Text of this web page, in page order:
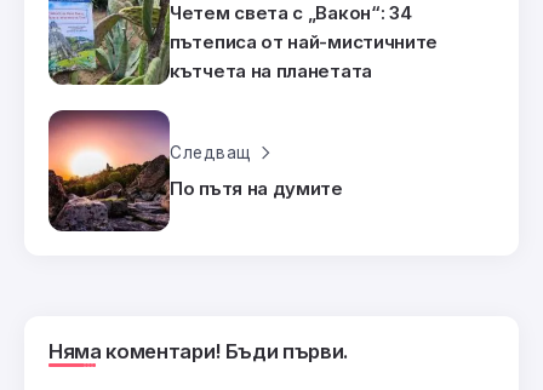
Четем света с „Вакон“: 34
пътеписа от най-мистичните
кътчета на планетата
Следващ
По пътя на думите
Няма коментари! Бъди първи.